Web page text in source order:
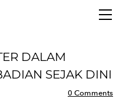
DALAM
SEJAK DINI
0 Comments